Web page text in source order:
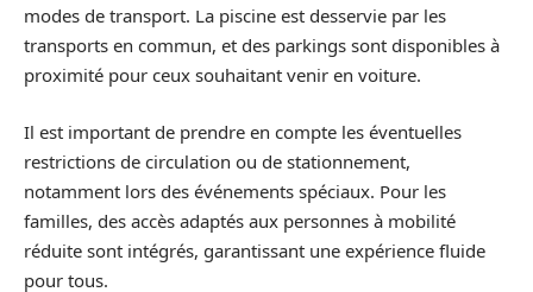
modes de transport. La piscine est desservie par les
transports en commun, et des parkings sont disponibles à
proximité pour ceux souhaitant venir en voiture.
Il est important de prendre en compte les éventuelles
restrictions de circulation ou de stationnement,
notamment lors des événements spéciaux. Pour les
familles, des accès adaptés aux personnes à mobilité
réduite sont intégrés, garantissant une expérience fluide
pour tous.